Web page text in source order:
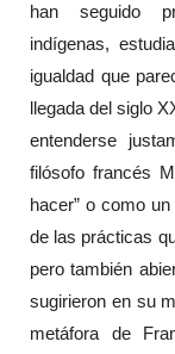
han seguido
indígenas,
igualdad que
llegada del siglo
entenderse
filósofo francés
hacer” o como
de las prácticas
pero también
sugirieron en su
metáfora de